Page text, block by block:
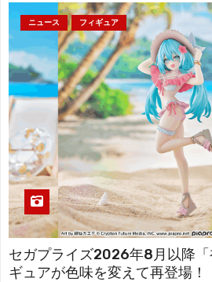
ニュース フィギュア
セガプライズ2026年8月以降「
ギュアが色味を変えて再登場！